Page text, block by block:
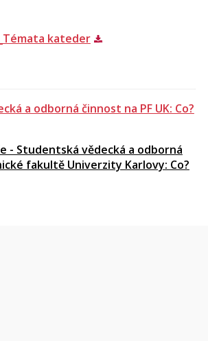
kateder
a odborná činnost na PF UK: Co?
- Studentská vědecká a odborná
fakultě Univerzity Karlovy: Co?